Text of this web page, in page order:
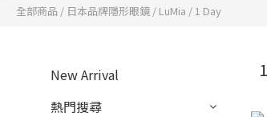
全部商品 / 日本品牌隱形眼鏡 / LuMia /1 Day
New Arrival
熱門搜尋